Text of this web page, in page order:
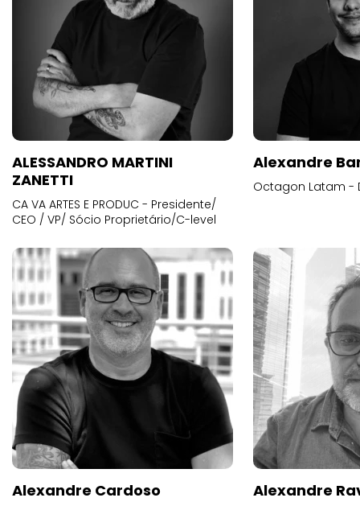
ALESSANDRO MARTINI
ZANETTI
CA VA ARTES E PRODUC - Presidente/
CEO / VP/ Sócio Proprietário/C-level
Alexandre
Octagon Latam -
Alexandre Cardoso Alexandre